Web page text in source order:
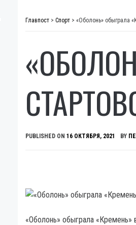
Главпост > Спорт > «Оболонь» обыграла
PUBLISHED ON 16 ОКТЯБРЯ, 2021 BY
«Оболонь» обыграла «Кремень»